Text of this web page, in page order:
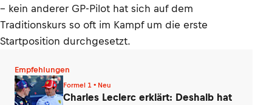
– kein anderer GP-Pilot hat sich auf dem
Traditionskurs so oft im Kampf um die erste
Startposition durchgesetzt.
Empfehlungen
Formel 1 • Neu
Charles Leclerc erklärt: Deshalb hat